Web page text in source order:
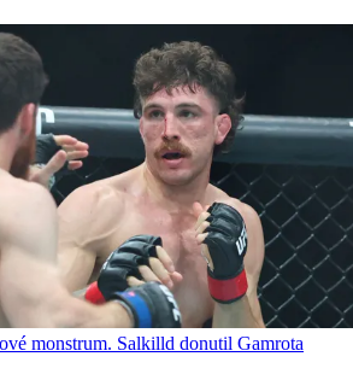
monstrum. Salkilld donutil Gamrota